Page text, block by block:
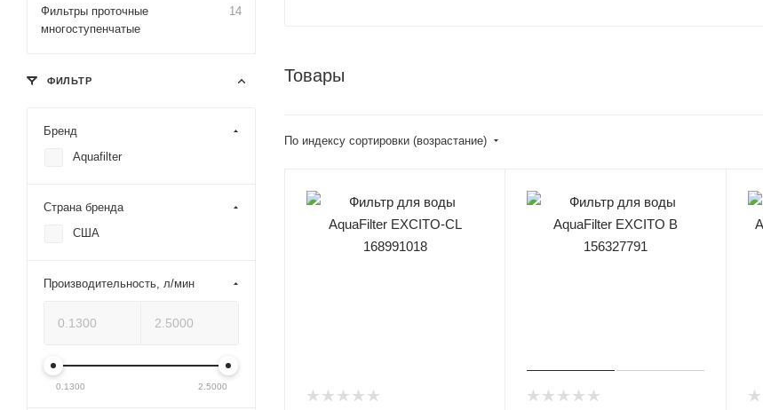
Товары
По индексу сортировки (возрастание)
Фильтры проточные
многоступенчатые
14
ФИЛЬТР
Бренд
Aquafilter
Страна бренда
США
Производительность, л/мин
0.1300 2.5000